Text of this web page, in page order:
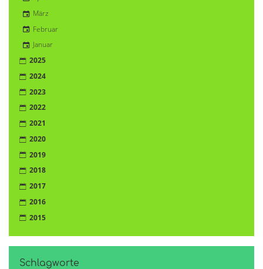
März
Februar
Januar
2025
2024
2023
2022
2021
2020
2019
2018
2017
2016
2015
Schlagworte